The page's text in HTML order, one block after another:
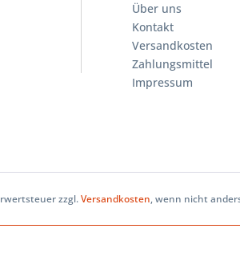
Über uns
Kontakt
Versandkosten
Zahlungsmittel
Impressum
zzgl.Versandkosten, wenn nicht